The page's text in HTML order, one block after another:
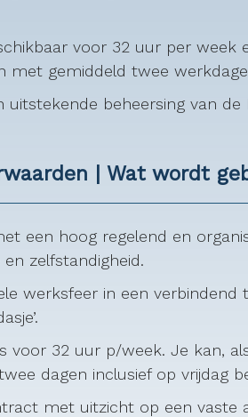
voor 32 uur per week
met gemiddeld twee
uitstekende beheersing van
| Wat wordt
een hoog regelend en
zelfstandigheid.
werksfeer in een
voor 32 uur p/week. Je kan,
dagen inclusief op vrijdag
met uitzicht op een vaste